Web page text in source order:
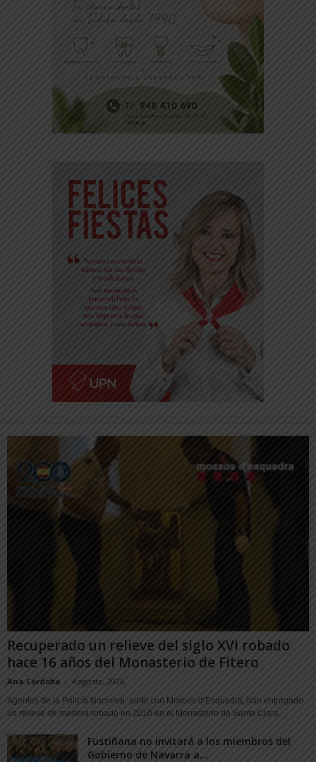
Recuperado un relieve del siglo XVI robado
hace 16 años del Monasterio de Fitero
Ana Córdoba - 4 agosto, 2026
Agentes de la Policía Nacional, junto con Mossos d’Esquadra, han entregado
un relieve de madera robado en 2010 en el Monasterio de Santa Clara...
Fustiñana no invitará a los miembros del
Gobierno de Navarra a...